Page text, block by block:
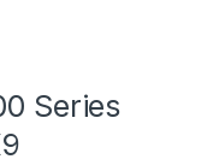
Series